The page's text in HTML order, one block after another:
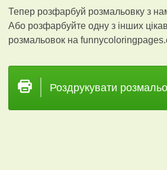
Тепер розфарбуй розмальовку з
Або розфарбуйте одну з інших
розмальовок на
Роздрукувати